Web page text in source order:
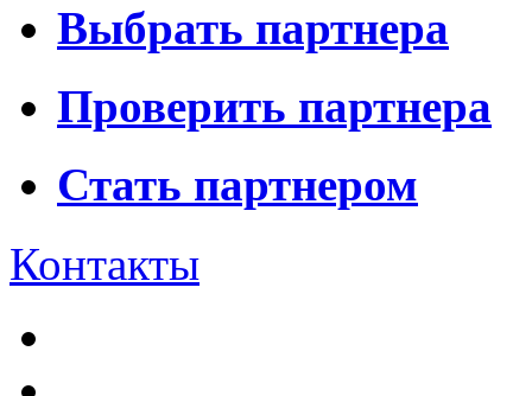
Выбрать партнера
Проверить партнера
Стать партнером
Контакты